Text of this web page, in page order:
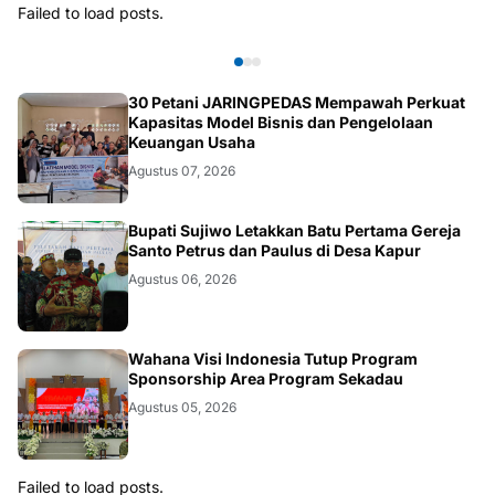
Failed to load posts.
30 Petani JARINGPEDAS Mempawah Perkuat
Kapasitas Model Bisnis dan Pengelolaan
Keuangan Usaha
Agustus 07, 2026
Bupati Sujiwo Letakkan Batu Pertama Gereja
Santo Petrus dan Paulus di Desa Kapur
Agustus 06, 2026
Wahana Visi Indonesia Tutup Program
Sponsorship Area Program Sekadau
Agustus 05, 2026
Failed to load posts.